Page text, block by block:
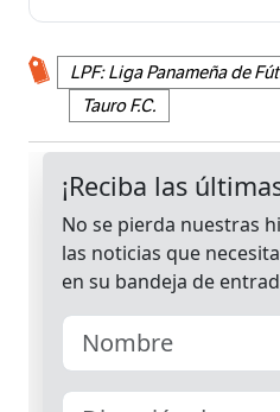
LPF: Liga Panameña de
Tauro F.C.